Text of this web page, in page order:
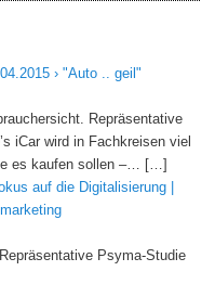
› "Auto .. geil"
Repräsentative
iCar wird in Fachkreisen viel
es kaufen sollen –… […]
auf die Digitalisierung |
Psyma-Studie